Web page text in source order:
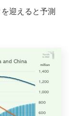
迎えると予測